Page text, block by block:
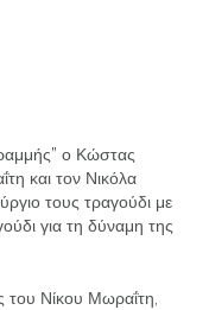
ο Κώστας
και τον Νικόλα
τους τραγούδι με
για τη δύναμη της
του Νίκου Μωραΐτη,